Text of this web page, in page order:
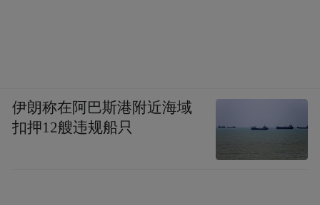
伊朗称在阿巴斯港附近海域
扣押12艘违规船只